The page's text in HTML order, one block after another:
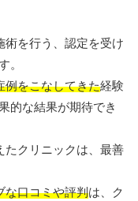
術を行う、認定を受け
。
例をこなしてきた経験
的な結果が期待でき
たクリニックは、最善
な口コミや評判は、ク